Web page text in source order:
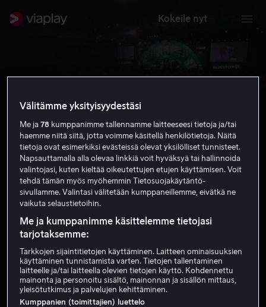
Kokeile nyt
PDC Darts
Tilaa nyt
Välitämme yksityisyydestäsi
Me ja78 kumppanimme tallennamme laitteeseesi tietoja ja/tai
haemme niitä siitä, jotta voimme käsitellä henkilötietoja. Näitä
tietoja ovat esimerkiksi evästeissä olevat yksilölliset tunnisteet.
Napsauttamalla alla olevaa linkkiä voit hyväksyä tai hallinnoida
valintojasi, kuten kieltää oikeutettujen etujen käyttämisen. Voit
tehdä tämän myös myöhemmin Tietosuojakäytäntö-
sivullamme. Valintasi välitetään kumppaneillemme, eivätkä ne
vaikuta selaustietoihin.
Me ja kumppanimme käsittelemme tietojasi
tarjotaksemme:
Tarkkojen sijaintitietojen käyttäminen. Laitteen ominaisuuksien
käyttäminen tunnistamista varten. Tietojen tallentaminen
laitteelle ja/tai laitteella olevien tietojen käyttö. Kohdennettu
mainonta ja personoitu sisältö, mainonnan ja sisällön mittaus,
yleisötutkimus ja palvelujen kehittäminen.
Kumppanien (toimittajien) luettelo